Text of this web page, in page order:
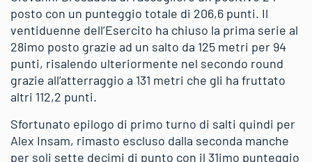
posto con un punteggio totale di 206,6 punti. Il
ventiduenne dell’Esercito ha chiuso la prima serie al
28imo posto grazie ad un salto da 125 metri per 94
punti, risalendo ulteriormente nel secondo round
grazie all’atterraggio a 131 metri che gli ha fruttato
altri 112,2 punti.
Sfortunato epilogo di primo turno di salti quindi per
Alex Insam, rimasto escluso dalla seconda manche
per soli sette decimi di punto con il 31imo punteggio